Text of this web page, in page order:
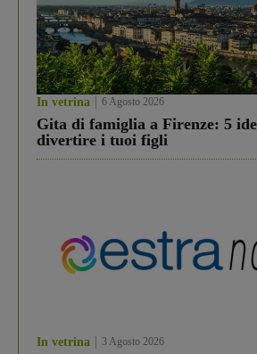
In vetrina 6 Agosto 2026
Gita di famiglia a Firenze: 5
divertire i tuoi figli
In vetrina 3 Agosto 2026